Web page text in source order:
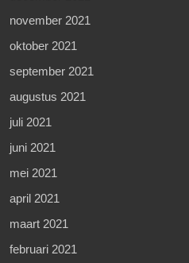
november 2021
oktober 2021
september 2021
augustus 2021
juli 2021
juni 2021
mei 2021
april 2021
maart 2021
februari 2021